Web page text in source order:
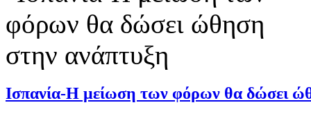
Ισπανία-Η μείωση των φόρων θα δώσει